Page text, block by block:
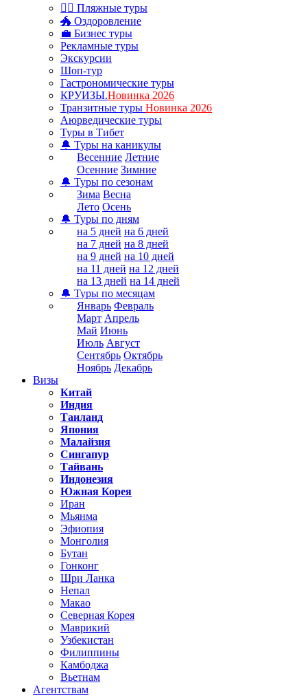
🏊‍♂ Пляжные туры
🐲 Оздоровление
💼 Бизнес туры
Рекламные туры
Экскурсии
Шоп-тур
Гастрономические туры
КРУИЗЫ.Новинка 2026
Транзитные туры Новинка 2026
Аюрведические туры
Туры в Тибет
🔔 Туры на каникулы
Весенние Летние
Осенние Зимние
🔔 Туры по сезонам
Зима Весна
Лето Осень
🔔 Туры по дням
на 5 дней на 6 дней
на 7 дней на 8 дней
на 9 дней на 10 дней
на 11 дней на 12 дней
на 13 дней на 14 дней
🔔 Туры по месяцам
Январь Февраль
Март Апрель
Май Июнь
Июль Август
Сентябрь Октябрь
Ноябрь Декабрь
Визы
Китай
Индия
Таиланд
Япония
Малайзия
Сингапур
Тайвань
Индонезия
Южная Корея
Иран
Мьянма
Эфиопия
Монголия
Бутан
Гонконг
Шри Ланка
Непал
Макао
Северная Корея
Маврикий
Узбекистан
Филиппины
Камбоджа
Вьетнам
Агентствам